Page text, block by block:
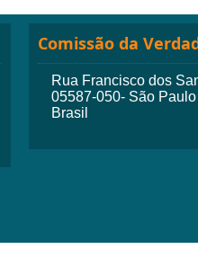
Comissão da
Rua Francisco dos
05587-050- São
Brasil